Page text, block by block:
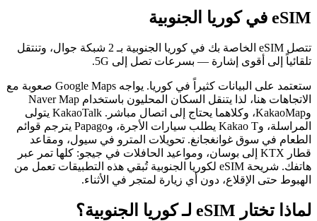
eSIM في كوريا الجنوبية
تتصل eSIM الخاصة بك في كوريا الجنوبية بـ 2 شبكة جوال، وتنتقل
تلقائياً إلى أقوى إشارة — بسرعات تصل إلى 5G.
ستعتمد على البيانات كثيراً في كوريا. يواجه Google Maps صعوبة مع
الاتجاهات هنا، لذا يتنقل السكان المحليون باستخدام Naver Map
وKakaoMap، وكلاهما يحتاج إلى اتصال مباشر. KakaoTalk يتولى
المراسلة، وKakao T يطلب سيارات الأجرة، وPapago يترجم قوائم
الطعام في سوق غوانغجانغ. تحويلات المترو في سيول، ومقاعد
قطار KTX إلى بوسان، ومواعيد الحافلات في جيجو: كلها تمر عبر
هاتفك. شريحة eSIM لكوريا الجنوبية تُبقي هذه التطبيقات تعمل من
الهبوط حتى الإقلاع، دون أي زيارة لمتجر في الأثناء.
لماذا تختار eSIM لـ كوريا الجنوبية؟